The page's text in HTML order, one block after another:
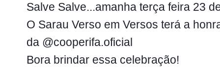
Salve Salve...amanha terça feira 23
O Sarau Verso em Versos terá a
da @cooperifa.oficial
Bora brindar essa celebração!